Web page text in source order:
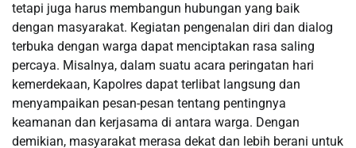
tetapi juga harus membangun hubungan yang baik
dengan masyarakat. Kegiatan pengenalan diri dan dialog
terbuka dengan warga dapat menciptakan rasa saling
percaya. Misalnya, dalam suatu acara peringatan hari
kemerdekaan, Kapolres dapat terlibat langsung dan
menyampaikan pesan-pesan tentang pentingnya
keamanan dan kerjasama di antara warga. Dengan
demikian, masyarakat merasa dekat dan lebih berani untuk